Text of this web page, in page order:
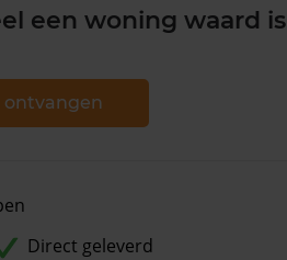
een woning waard is
ontvangen
Direct geleverd